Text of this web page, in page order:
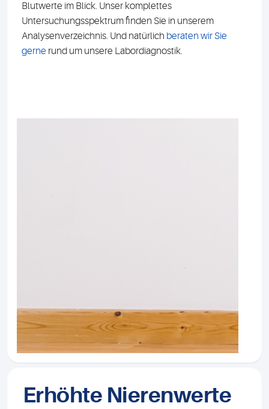
Blutwerte im Blick. Unser komplettes
Untersuchungsspektrum finden Sie in unserem
Analysenverzeichnis. Und natürlich beraten wir Sie
gerne rund um unsere Labordiagnostik.
Erhöhte Nierenwerte